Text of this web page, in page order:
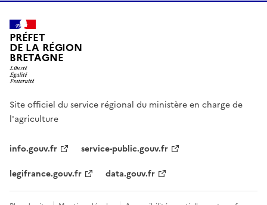
PRÉFET
DE LA RÉGION
BRETAGNE
Site officiel du service régional du ministère en charge de
l'agriculture
info.gouv.fr
service-public.gouv.fr
legifrance.gouv.fr
data.gouv.fr